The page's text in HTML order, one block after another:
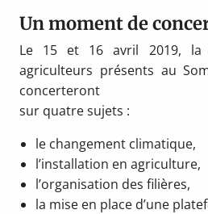
Un moment de
Le 15 et 16 avril 2019, la
agriculteurs présents au
concerteront
sur quatre sujets :
le changement climatique,
l’installation en agriculture,
l’organisation des filières,
la mise en place d’une